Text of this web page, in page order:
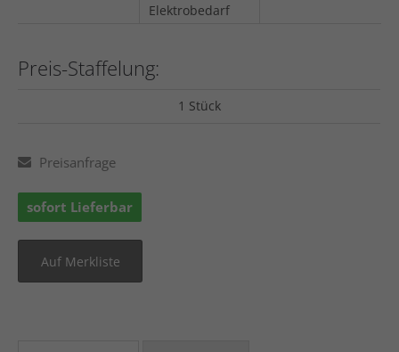
Elektrobedarf
Preis-Staffelung:
1 Stück
Preisanfrage
sofort Lieferbar